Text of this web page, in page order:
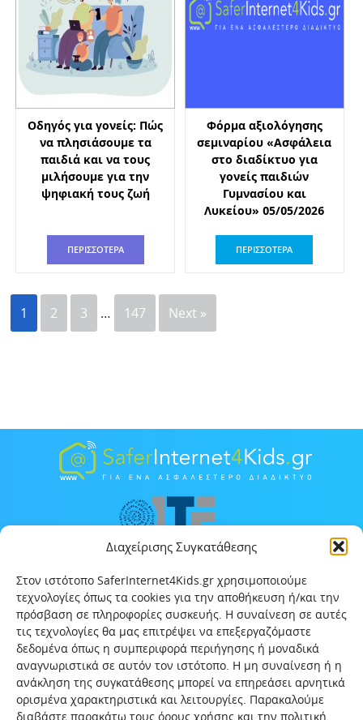
Διαχείρισης Συγκατάθεσης
Στον ιστότοπο SaferInternet4Kids.gr χρησιμοποιούμε
τεχνολογίες όπως τα cookies για την αποθήκευση ή/και την
πρόσβαση σε πληροφορίες συσκευής. Η συναίνεση σε αυτές
τις τεχνολογίες θα μας επιτρέψει να επεξεργαζόμαστε
δεδομένα όπως η συμπεριφορά περιήγησης ή μοναδικά
αναγνωριστικά σε αυτόν τον ιστότοπο. Η μη συναίνεση ή η
ανάκληση της συγκατάθεσης μπορεί να επηρεάσει αρνητικά
ορισμένα χαρακτηριστικά και λειτουργίες. Παρακαλούμε
διαβάστε παρακάτω τους όρους χρήσης και την πολιτική
Οδηγός για γονείς: Πώς
να πλησιάσουμε τα
παιδιά και να τους
μιλήσουμε για την
ψηφιακή τους ζωή
ΠΕΡΙΣΣΟΤΕΡΑ
Φόρμα αξιολόγησης
σεμιναρίου «Ασφάλεια
στο διαδίκτυο για
γονείς παιδιών
Γυμνασίου και
Λυκείου» 05/05/2026
ΠΕΡΙΣΣΟΤΕΡΑ
1 2 3 … 147 Next »